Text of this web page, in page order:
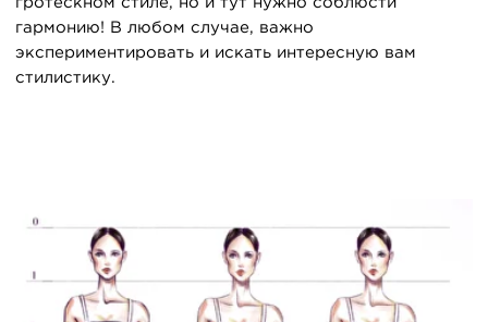
Рисование — это такой же навык, как изучение языков,
катание на роликах или игра на гитаре. Научиться
рисовать может каждый! Стоит только захотеть,
проявить силу воли, упорство, трудолюбие – и все
получится. Кто-то пытается освоить все секреты